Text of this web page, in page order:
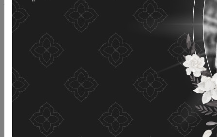
ผังเว็บไซต์
เว็บไซต์นี้ใช้คุกกี้ (Cookies)
กรมกิจการผู้สูงอายุ
ให้ความสำคัญต่อข้อมูลส่วนบุคคลของ
ท่าน เพื่อการพัฒนาและปรับปรุงเว็บไซต์ หากท่านใช้บริการ
เว็บไซต์นี้โดยไม่มีการปรับตั้งค่าใดๆ แสดงว่าท่านยินยอมที่จะ
รับคุกกี้บนเว็บไซต์ และนโยบายสิทธิส่วนบุคคลของเรา
ดูรายละเอียด ยอมรับทั้งหมด
02-659-6811 saraban@dop.mail.go.th